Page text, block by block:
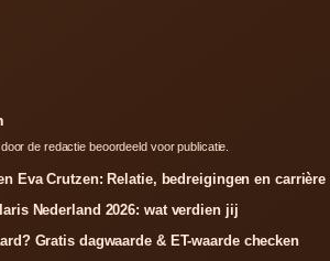
de redactie beoordeeld voor publicatie.
Eva Crutzen: Relatie, bedreigingen en carrière
Nederland 2026: wat verdien jij
Gratis dagwaarde & ET-waarde checken